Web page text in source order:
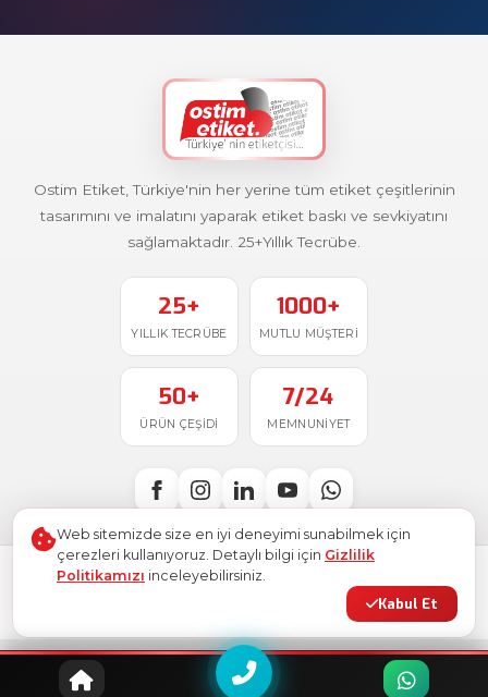
Ostim Etiket, Türkiye'nin her yerine tüm etiket çeşitlerinin
tasarımını ve imalatını yaparak etiket baskı ve sevkiyatını
sağlamaktadır. 25+Yıllık Tecrübe.
25+
YILLIK TECRÜBE
1000+
MUTLU MÜŞTERI
50+
ÜRÜN ÇEŞIDI
7/24
MEMNUNIYET
. Tüm hakları saklıdır.
Türkiye'de ile üretildi
Site Haritası
Web sitemizde size en iyi deneyimi sunabilmek için
çerezleri kullanıyoruz. Detaylı bilgi için Gizlilik
Politikamızı inceleyebilirsiniz.
Kabul Et